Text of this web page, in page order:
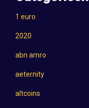
1 euro
2020
abn amro
aeternity
altcoins